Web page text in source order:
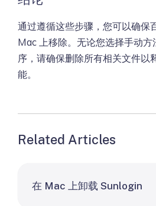
通过遵循这些步骤，您可以确保
Mac 上移除。无论您选择手动方
序，请确保删除所有相关文件以
能。
Related Articles
在 Mac 上卸载 Sunlogin